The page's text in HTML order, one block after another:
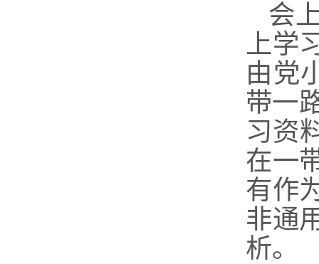
会
上学
由党
带一
习资
在一
有作
非通
析。